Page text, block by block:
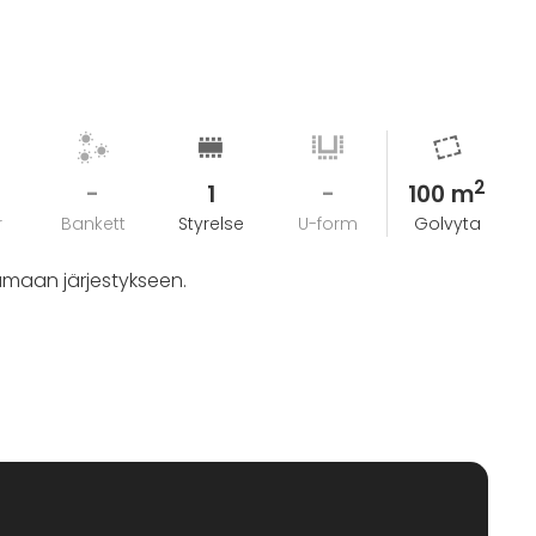
-
Bankett
1
Styrelse
-
U-form
100 m2
Golvyta
järjestykseen.